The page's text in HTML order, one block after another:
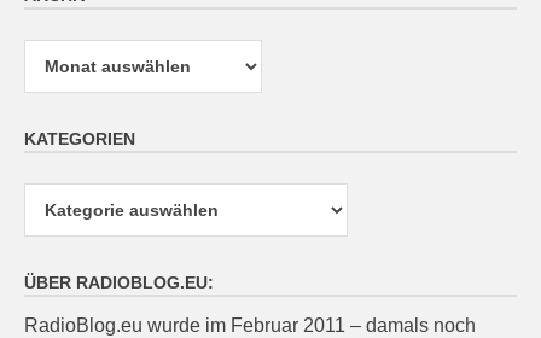
Archiv
KATEGORIEN
Kategorien
ÜBER RADIOBLOG.EU:
RadioBlog.eu wurde im Februar 2011 – damals noch